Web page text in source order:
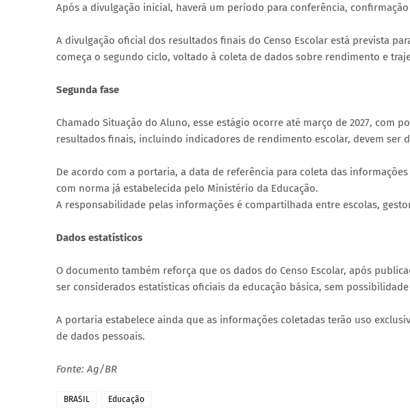
Após a divulgação inicial, haverá um período para conferência,
A divulgação oficial dos resultados finais do Censo Escolar está prevista
começa o segundo ciclo, voltado à coleta de dados sobre rendimento e
Segunda fase
Chamado Situação do Aluno, esse estágio ocorre até março de 2027, com
resultados finais, incluindo indicadores de rendimento escolar, devem ser
De acordo com a portaria, a data de referência para coleta das
com norma já estabelecida pelo Ministério da Educação.
A responsabilidade pelas informações é compartilhada entre escolas,
Dados estatísticos
O documento também reforça que os dados do Censo Escolar, após
ser considerados estatísticas oficiais da educação básica, sem
A portaria estabelece ainda que as informações coletadas terão uso
de dados pessoais.
Fonte: Ag/BR
BRASIL Educação